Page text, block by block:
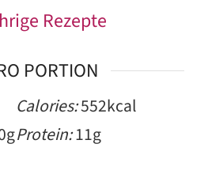
Rezepte
PORTION
Calories:552kcal
gProtein:11g